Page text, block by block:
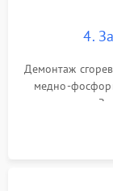
4.
Демонтаж
медно-
осушителя.
сломанных